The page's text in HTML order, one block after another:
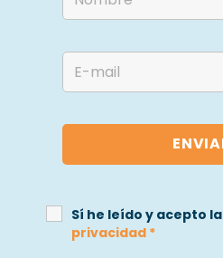
Sí he leído y acepto la
privacidad *